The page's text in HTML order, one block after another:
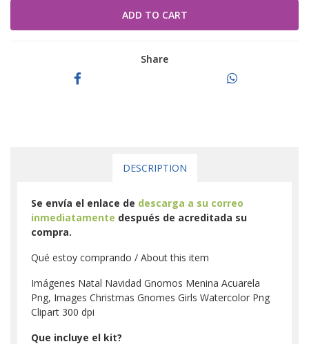
Share
DESCRIPTION
Se envía el enlace de descarga a su correo
inmediatamente después de acreditada su
compra.
Qué estoy comprando / About this item
Imágenes Natal Navidad Gnomos Menina Acuarela
Png, Images Christmas Gnomes Girls Watercolor Png
Clipart 300 dpi
Que incluye el kit?